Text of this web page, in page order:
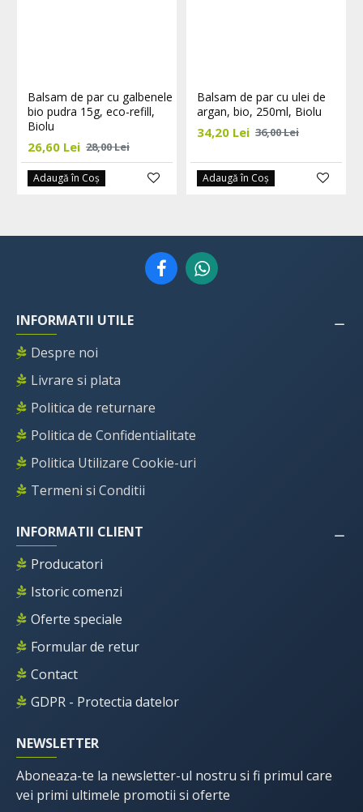
Balsam de par cu galbenele
bio pudra 15g, eco-refill,
Biolu
26,60 Lei 28,00 Lei
Adaugă în Coş
Balsam de par cu ulei de
argan, bio, 250ml, Biolu
34,20 Lei 36,00 Lei
Adaugă în Coş
INFORMATII UTILE
Despre noi
Livrare si plata
Politica de returnare
Politica de Confidentialitate
Politica Utilizare Cookie-uri
Termeni si Conditii
INFORMATII CLIENT
Producatori
Istoric comenzi
Oferte speciale
Formular de retur
Contact
GDPR - Protectia datelor
NEWSLETTER
Aboneaza-te la newsletter-ul nostru si fi primul care
vei primi ultimele promotii si oferte